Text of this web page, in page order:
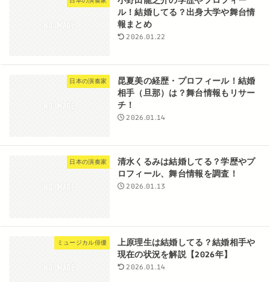
ル！結婚してる？出身大学や舞台情
報まとめ
2026.01.22
日本の演奏家
昆夏美の経歴・プロフィール！結婚
相手（旦那）は？舞台情報もリサー
チ！
2026.01.14
日本の演奏家
清水くるみは結婚してる？学歴やプ
ロフィール、舞台情報を調査！
2026.01.13
ミュージカル俳優
上原理生は結婚してる？結婚相手や
現在の状況を解説【2026年】
2026.01.14